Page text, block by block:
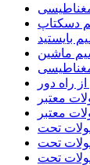
دسکتاپ
بایستید
ماشین
راه دور